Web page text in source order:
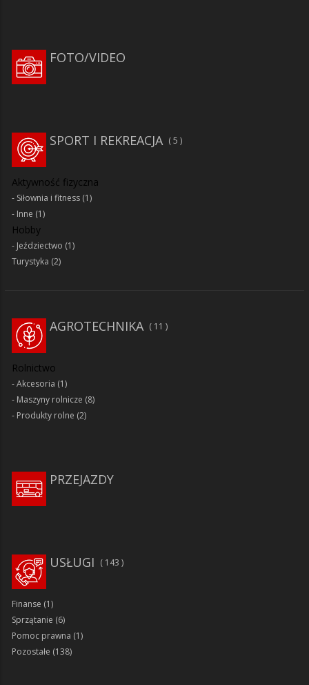
FOTO/VIDEO
SPORT I REKREACJA 5
Aktywność fizyczna
Siłownia i fitness (1)
Inne (1)
Hobby
Jeździectwo (1)
Turystyka (2)
AGROTECHNIKA 11
Rolnictwo
Akcesoria (1)
Maszyny rolnicze (8)
Produkty rolne (2)
PRZEJAZDY
143
USŁUGI
Finanse (1)
Sprzątanie (6)
Pomoc prawna (1)
Pozostałe (138)